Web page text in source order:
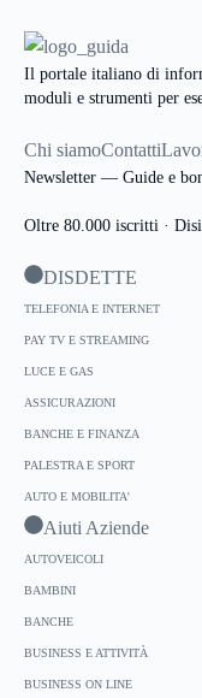
identificazione dei
singolarmente o
Il portale italiano di
moduli e strumenti per
Chi siamoContatti
Newsletter — Guide e
Oltre 80.000 iscritti ·
DISDETTE
TELEFONIA E INTERNET
PAY TV E STREAMING
LUCE E GAS
ASSICURAZIONI
BANCHE E FINANZA
PALESTRA E SPORT
AUTO E MOBILITA'
Aiuti Aziende
AUTOVEICOLI
BAMBINI
BANCHE
BUSINESS E ATTIVITÀ
BUSINESS ON LINE